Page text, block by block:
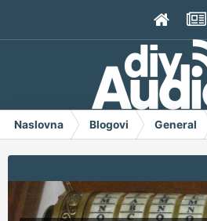
Naslovna Blogovi General